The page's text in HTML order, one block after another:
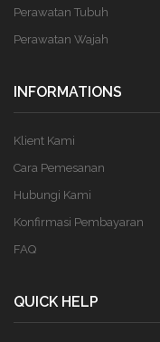
Perawatan Tubuh
Perawatan Wajah
INFORMATIONS
Klient Kami
Cara Pemesanan
Hubungi Kami
Konfirmasi Pembayaran
FAQ
QUICK HELP